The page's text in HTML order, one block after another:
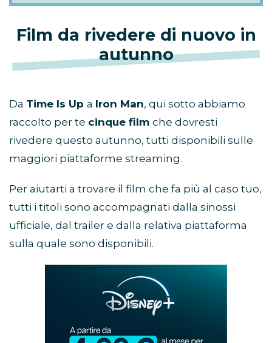
Film da rivedere di nuovo in
autunno
Da Time Is Up a Iron Man, qui sotto abbiamo
raccolto per te cinque film che dovresti
rivedere questo autunno, tutti disponibili sulle
maggiori piattaforme streaming.
Per aiutarti a trovare il film che fa più al caso tuo,
tutti i titoli sono accompagnati dalla sinossi
ufficiale, dal trailer e dalla relativa piattaforma
sulla quale sono disponibili.
promozione